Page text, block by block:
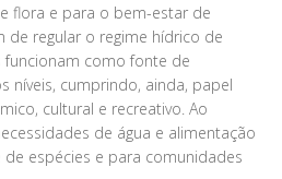
flora e para o bem-estar de
de regular o regime hídrico de
funcionam como fonte de
níveis, cumprindo, ainda, papel
cultural e recreativo. Ao
de água e alimentação
espécies e para comunidades